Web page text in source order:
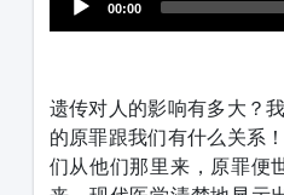
00:00
遗传对人的影响有多大？
的原罪跟我们有什么关系
们从他们那里来，原罪便